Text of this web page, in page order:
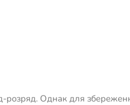
розряд. Однак для